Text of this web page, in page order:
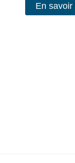
En savoir